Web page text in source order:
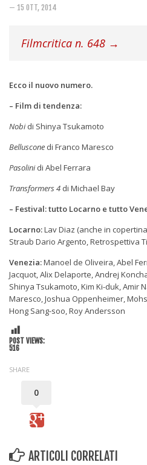
Come eravamo
— 15 OTT, 2014
Filmcritica n. 648 →
Ecco il nuovo numero.
– Film di tendenza:
Nobidi Shinya Tsukamoto
Belluscone di Franco Maresco
Pasolinidi Abel Ferrara
Transformers 4 di Michael Bay
– Festival: tutto Locarno e tutto
Locarno:Lav Diaz (anche in
Straub Dario Argento, Retrospettiva
Venezia:Manoel de Oliveira, Abel
Jacquot, Alix Delaporte, Andrej
Shinya Tsukamoto, Kim Ki-duk, Amir
Maresco, Joshua Oppenheimer,
Hong Sang-soo, Roy Andersson
POST VIEWS:
516
SHARE
0
ARTICOLI CORRELATI